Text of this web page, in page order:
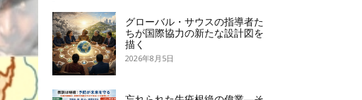
グローバル・サウスの指導者た
ちが国際協力の新たな設計図を
描く
2026年8月5日